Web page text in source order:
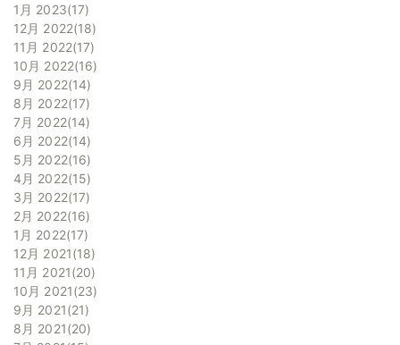
1月 2023 17
12月 2022 18
11月 2022 17
10月 2022 16
9月 2022 14
8月 2022 17
7月 2022 14
6月 2022 14
5月 2022 16
4月 2022 15
3月 2022 17
2月 2022 16
1月 2022 17
12月 2021 18
11月 2021 20
10月 2021 23
9月 2021 21
8月 2021 20